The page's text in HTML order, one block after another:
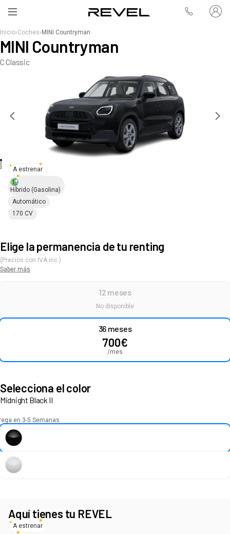
Inicio›Coches› MINI Countryman
MINI Countryman
C Classic
A estrenar
Híbrido (Gasolina)
Automático
170 CV
Elige la permanencia de tu renting
(Precios con IVA inc.)
Saber más
12 meses
No disponible
36 meses
700€
/mes
Selecciona el color
Midnight Black II
en 3-5 Semanas
Aquí tienes tu REVEL
A estrenar